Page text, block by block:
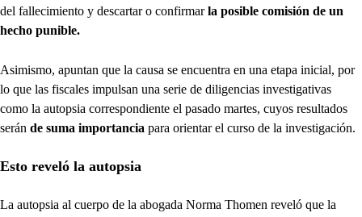
del fallecimiento y descartar o confirmarla posible comisión de un
hecho punible.
Asimismo, apuntan que la causa se encuentra en una etapa inicial, por
lo que las fiscales impulsan una serie de diligencias investigativas
como la autopsia correspondiente el pasado martes, cuyos resultados
serán de suma importancia para orientar el curso de la investigación.
Esto reveló la autopsia
La autopsia al cuerpo de la abogada Norma Thomen reveló que la